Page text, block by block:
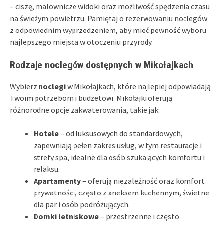
– ciszę, malownicze widoki oraz możliwość spędzenia czasu
na świeżym powietrzu. Pamiętaj o rezerwowaniu noclegów
z odpowiednim wyprzedzeniem, aby mieć pewność wyboru
najlepszego miejsca w otoczeniu przyrody.
Rodzaje noclegów dostępnych w Mikołajkach
Wybierz noclegiw Mikołajkach, które najlepiej odpowiadają
Twoim potrzebom i budżetowi. Mikołajki oferują
różnorodne opcje zakwaterowania, takie jak:
Hotele– od luksusowych do standardowych,
zapewniają pełen zakres usług, w tym restauracje i
strefy spa, idealne dla osób szukających komfortu i
relaksu.
Apartamenty– oferują niezależność oraz komfort
prywatności, często z aneksem kuchennym, świetne
dla par i osób podróżujących.
Domki letniskowe– przestrzenne i często